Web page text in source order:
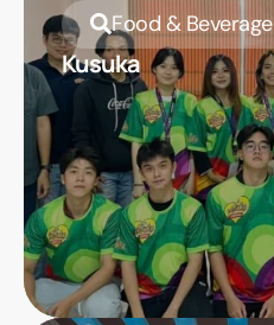
Food & Beverage
Kusuka